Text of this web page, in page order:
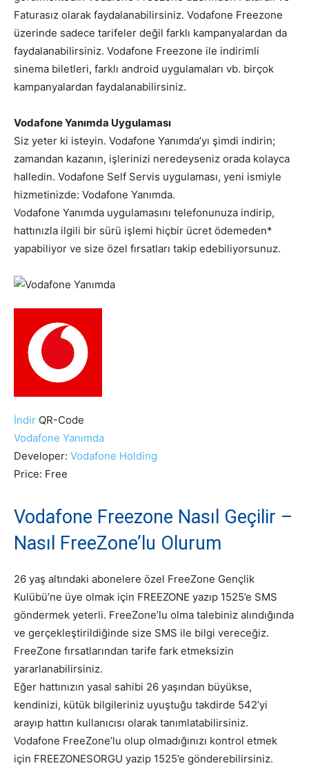
Faturasız olarak faydalanabilirsiniz. Vodafone Freezone
üzerinde sadece tarifeler değil farklı kampanyalardan da
faydalanabilirsiniz. Vodafone Freezone ile indirimli
sinema biletleri, farklı android uygulamaları vb. birçok
kampanyalardan faydalanabilirsiniz.
Vodafone Yanımda Uygulaması
Siz yeter ki isteyin. Vodafone Yanımda’yı şimdi indirin;
zamandan kazanın, işlerinizi neredeyseniz orada kolayca
halledin. Vodafone Self Servis uygulaması, yeni ismiyle
hizmetinizde: Vodafone Yanımda.
Vodafone Yanımda uygulamasını telefonunuza indirip,
hattınızla ilgili bir sürü işlemi hiçbir ücret ödemeden*
yapabiliyor ve size özel fırsatları takip edebiliyorsunuz.
İndir QR-Code
Vodafone Yanımda
Developer: Vodafone Holding
Price: Free
Vodafone Freezone Nasıl Geçilir –
Nasıl FreeZone’lu Olurum
26 yaş altındaki abonelere özel FreeZone Gençlik
Kulübü’ne üye olmak için FREEZONE yazıp 1525’e SMS
göndermek yeterli. FreeZone’lu olma talebiniz alındığında
ve gerçekleştirildiğinde size SMS ile bilgi vereceğiz.
FreeZone fırsatlarından tarife fark etmeksizin
yararlanabilirsiniz.
Eğer hattınızın yasal sahibi 26 yaşından büyükse,
kendinizi, kütük bilgileriniz uyuştuğu takdirde 542’yi
arayıp hattın kullanıcısı olarak tanımlatabilirsiniz.
Vodafone FreeZone’lu olup olmadığınızı kontrol etmek
için FREEZONESORGU yazip 1525’e gönderebilirsiniz.